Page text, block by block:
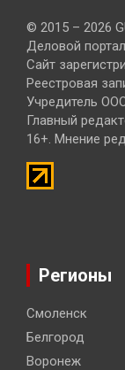
© 2015 – 2026
Деловой
Сайт
Реестровая
Учредитель
Главный
16+. Мнение
Регионы
Смоленск
Белгород
Воронеж